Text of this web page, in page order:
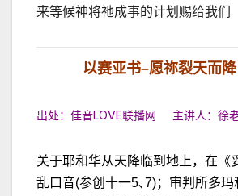
来等候神将祂成事的计划赐给我们
以赛亚书–愿祢裂天而降
出处：佳音LOVE联播网 主讲人：徐
关于耶和华从天降临到地上，在《
乱口音(参创十一5､7)；审判所多玛